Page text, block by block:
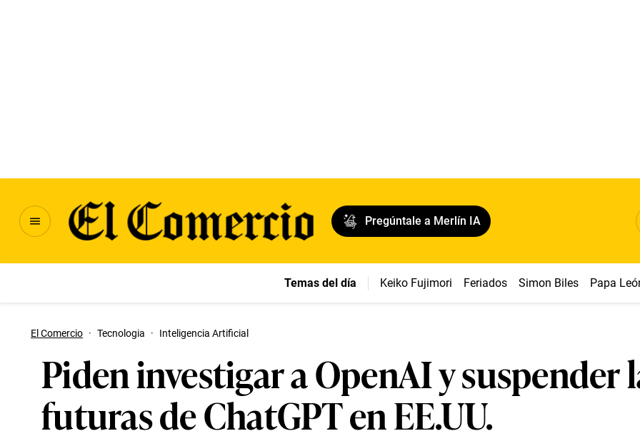
Pregúntale a Merlín IA
Temas del día Keiko Fujimori Feriados Simon Biles Papa
El Comercio · Tecnologia · Inteligencia Artificial
Piden investigar a OpenAI y suspender
futuras de ChatGPT en EE.UU.